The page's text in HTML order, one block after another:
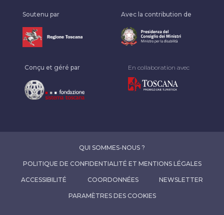
Soutenu par Avec la contribution de
Conçu et géré par En collaboration avec
QUI SOMMES-NOUS ?
POLITIQUE DE CONFIDENTIALITÉ ET MENTIONS LÉGALES
ACCESSIBILITÉ COORDONNÉES NEWSLETTER
PARAMÈTRES DES COOKIES